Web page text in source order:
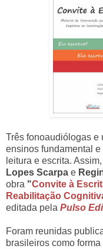
Três fonoaudiólogas e
ensinos fundamental
leitura e escrita. Assim,
Lopes Scarpa e
obra "Convite à
Reabilitação
editada pela Pulso
Foram reunidas
brasileiros como